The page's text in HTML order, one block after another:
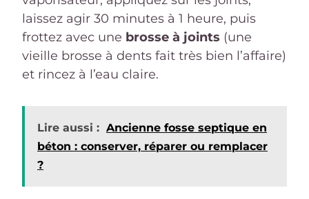
laissez agir 30 minutes à 1 heure, puis
frottez avec une brosse à joints (une
vieille brosse à dents fait très bien l’affaire)
et rincez à l’eau claire.
Lire aussi : Ancienne fosse septique en
béton : conserver, réparer ou remplacer
?